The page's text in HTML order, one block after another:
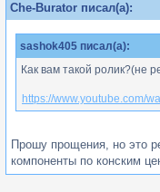
Che-Burator писал(а):
sashok405 писал(а):
Как вам такой ролик?(не
https://www.youtube.com/
Прошу прощения, но это
компоненты по конским